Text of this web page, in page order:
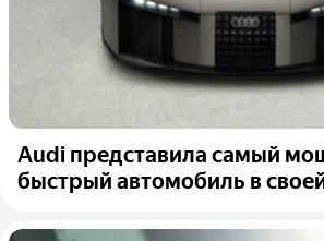
Audi представила самый
быстрый автомобиль в